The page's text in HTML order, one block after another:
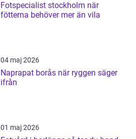
Fotspecialist stockholm när
fötterna behöver mer än vila
04 maj 2026
Naprapat borås när ryggen säger
ifrån
01 maj 2026